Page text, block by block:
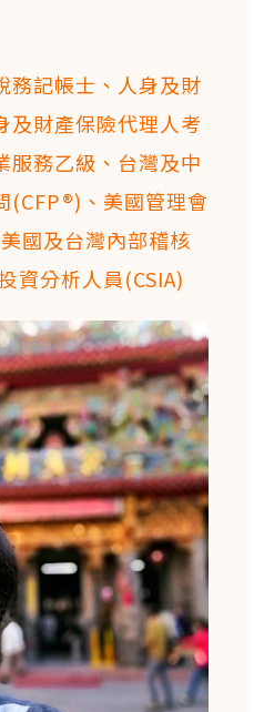
務記帳士、人身及財
及財產保險代理人考
服務乙級、台灣及中
(CFP®)、美國管理會
國及台灣內部稽核
資分析人員(CSIA)